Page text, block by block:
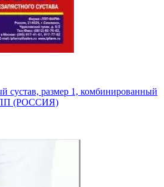
сустав, размер 1, комбинированный
(РОССИЯ)